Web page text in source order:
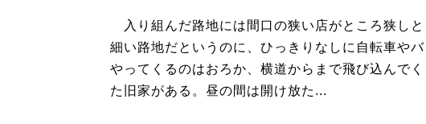
入り組んだ路地には間口の狭い店がところ狭し
細い路地だというのに、ひっきりなしに自転車や
やってくるのはおろか、横道からまで飛び込んで
た旧家がある。昼の間は開け放た...